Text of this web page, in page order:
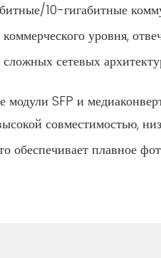
10-гигабитные
уровня,
сложных сетевых
модули SFP и
совместимостью,
обеспечивает плавное